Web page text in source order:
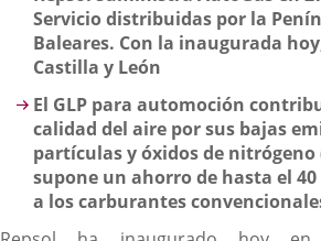
Servicio distribuidas por la
Baleares. Con la inaugurada
Castilla y León
El GLP para automoción
calidad del aire por sus bajas
partículas y óxidos de nitrógeno
supone un ahorro de hasta el
a los carburantes